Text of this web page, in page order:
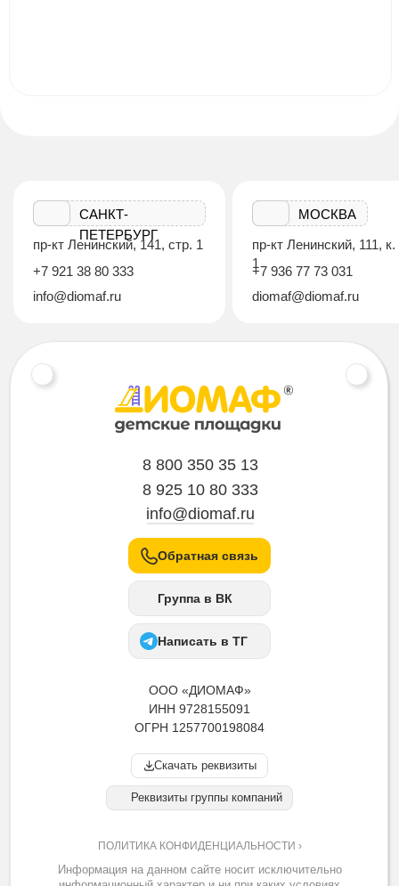
САНКТ-
ПЕТЕРБУРГ
пр-кт Ленинский, 141, стр. 1
+7 921 38 80 333
info@diomaf.ru
МОСКВА
пр-кт Ленинский, 111, к.
1
+7 936 77 73 031
diomaf@diomaf.ru
ООО «ДИОМАФ»
ИНН 9728155091
ОГРН 1257700198084
Скачать реквизиты
Реквизиты группы компаний
8 800 350 35 13
8 925 10 80 333
info@diomaf.ru
Обратная связь
Группа в ВК
Написать в ТГ
ПОЛИТИКА КОНФИДЕНЦИАЛЬНОСТИ ›
Информация на данном сайте носит исключительно